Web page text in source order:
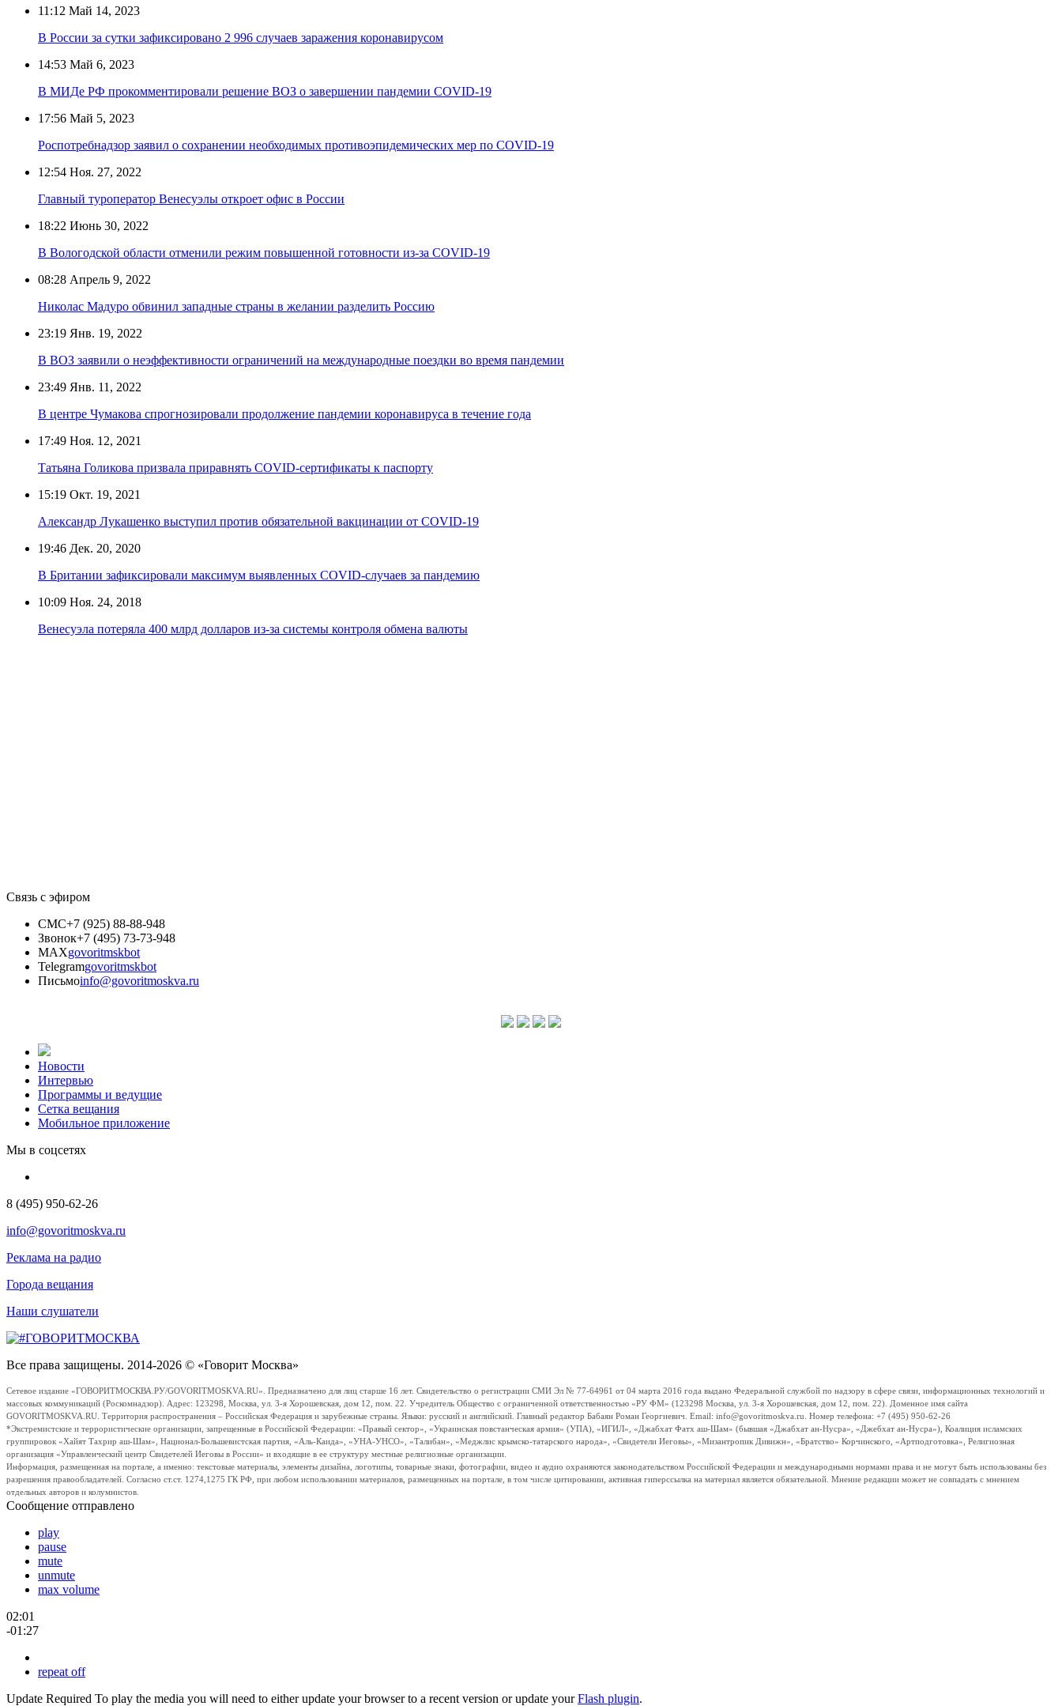
11:12 Май 14, 2023
В России за сутки зафиксировано 2 996 случаев заражения коронавирусом
14:53 Май 6, 2023
В МИДе РФ прокомментировали решение ВОЗ о завершении пандемии COVID-19
17:56 Май 5, 2023
Роспотребнадзор заявил о сохранении необходимых противоэпидемических мер по COVID-19
12:54 Ноя. 27, 2022
Главный туроператор Венесуэлы откроет офис в России
18:22 Июнь 30, 2022
В Вологодской области отменили режим повышенной готовности из-за COVID-19
08:28 Апрель 9, 2022
Николас Мадуро обвинил западные страны в желании разделить Россию
23:19 Янв. 19, 2022
В ВОЗ заявили о неэффективности ограничений на международные поездки во время пандемии
23:49 Янв. 11, 2022
В центре Чумакова спрогнозировали продолжение пандемии коронавируса в течение года
17:49 Ноя. 12, 2021
Татьяна Голикова призвала приравнять COVID-сертификаты к паспорту
15:19 Окт. 19, 2021
Александр Лукашенко выступил против обязательной вакцинации от COVID-19
19:46 Дек. 20, 2020
В Британии зафиксировали максимум выявленных COVID-случаев за пандемию
10:09 Ноя. 24, 2018
Венесуэла потеряла 400 млрд долларов из-за системы контроля обмена валюты
Связь с эфиром
СМС+7 (925) 88-88-948
Звонок+7 (495) 73-73-948
MAXgovoritmskbot
Telegramgovoritmskbot
Письмоinfo@govoritmoskva.ru
Новости
Интервью
Программы и ведущие
Сетка вещания
Мобильное приложение
Мы в соцсетях
8 (495) 950-62-26
info@govoritmoskva.ru
Реклама на радио
Города вещания
Наши слушатели
Все права защищены. 2014-2026 © «Говорит Москва»
Сетевое издание «ГОВОРИТМОСКВА.РУ/GOVORITMOSKVA.RU». Предназначено для лиц старше 16 лет. Свидетельство о регистрации СМИ Эл № 77-64961 от 04 марта 2016 года выдано Федеральной службой по надзору в сфере связи, информационных технологий и
массовых коммуникаций (Роскомнадзор). Адрес: 123298, Москва, ул. 3-я Хорошевская, дом 12, пом. 22. Учредитель Общество с ограниченной ответственностью «РУ ФМ» (123298 Москва, ул. 3-я Хорошевская, дом 12, пом. 22). Доменное имя сайта
GOVORITMOSKVA.RU. Территория распространения – Российская Федерация и зарубежные страны. Языки: русский и английский. Главный редактор Бабаян Роман Георгиевич. Email: info@govoritmoskva.ru. Номер телефона: +7 (495) 950-62-26
*Экстремистские и террористические организации, запрещенные в Российской Федерации: «Правый сектор», «Украинская повстанческая армия» (УПА), «ИГИЛ», «Джабхат Фатх аш-Шам» (бывшая «Джабхат ан-Нусра», «Джебхат ан-Нусра»), Коалиция исламских
группировок «Хайят Тахрир аш-Шам», Национал-Большевистская партия, «Аль-Каида», «УНА-УНСО», «Талибан», «Меджлис крымско-татарского народа», «Свидетели Иеговы», «Мизантропик Дивижн», «Братство» Корчинского, «Артподготовка», Религиозная
организация «Управленческий центр Свидетелей Иеговы в России» и входящие в ее структуру местные религиозные организации.
Информация, размещенная на портале, а именно: текстовые материалы, элементы дизайна, логотипы, товарные знаки, фотографии, видео и аудио охраняются законодательством Российской Федерации и международными нормами права и не могут быть использованы без
разрешения правообладателей. Согласно ст.ст. 1274,1275 ГК РФ, при любом использовании материалов, размещенных на портале, в том числе цитировании, активная гиперссылка на материал является обязательной. Мнение редакции может не совпадать с мнением
отдельных авторов и колумнистов.
Сообщение отправлено
play
pause
mute
unmute
max volume
02:01
-01:27
repeat off
Update Required To play the media you will need to either update your browser to a recent version or update yourFlash plugin.